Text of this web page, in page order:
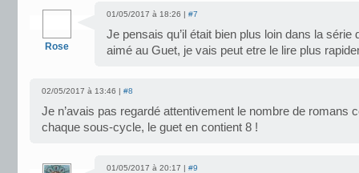
Rose
01/05/2017 à 18:26 | #7
Je pensais qu’il était bien plus loin dans la série
aimé au Guet, je vais peut etre le lire plus
02/05/2017 à 13:46 | #8
Je n’avais pas regardé attentivement le nombre de romans
chaque sous-cycle, le guet en contient 8 !
01/05/2017 à 20:17 | #9